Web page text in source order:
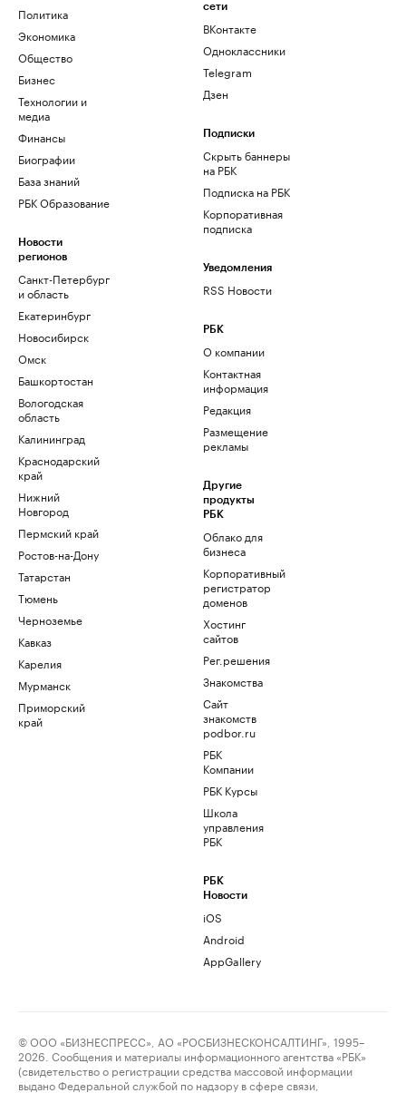
Политика
Экономика
Общество
Бизнес
Технологии и
медиа
Финансы
Биографии
База знаний
РБК Образование
Новости
регионов
Санкт-Петербург
и область
Екатеринбург
Новосибирск
Омск
Башкортостан
Вологодская
область
Калининград
Краснодарский
край
Нижний
Новгород
Пермский край
Ростов-на-Дону
Татарстан
Тюмень
Черноземье
Кавказ
Карелия
Мурманск
Приморский
край
сети
ВКонтакте
Одноклассники
Telegram
Дзен
Подписки
Скрыть баннеры
на РБК
Подписка на РБК
Корпоративная
подписка
Уведомления
RSS Новости
РБК
О компании
Контактная
информация
Редакция
Размещение
рекламы
Другие
продукты
РБК
Облако для
бизнеса
Корпоративный
регистратор
доменов
Хостинг
сайтов
Рег.решения
Знакомства
Сайт
знакомств
podbor.ru
РБК
Компании
РБК Курсы
Школа
управления
РБК
РБК
Новости
iOS
Android
AppGallery
© ООО «БИЗНЕСПРЕСС», АО «РОСБИЗНЕСКОНСАЛТИНГ», 1995–
2026. Сообщения и материалы информационного агентства «РБК»
(свидетельство о регистрации средства массовой информации
выдано Федеральной службой по надзору в сфере связи,